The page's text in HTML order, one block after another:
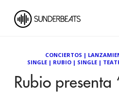
CONCIERTOS |
SINGLE| RUBIO| SINGLE|
Rubio presenta